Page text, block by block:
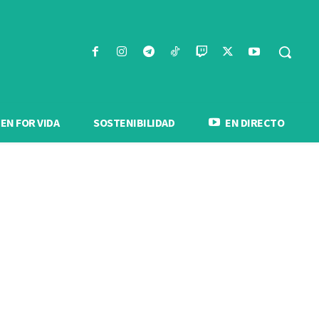
FOR VIDA SOSTENIBILIDAD EN DIRECTO